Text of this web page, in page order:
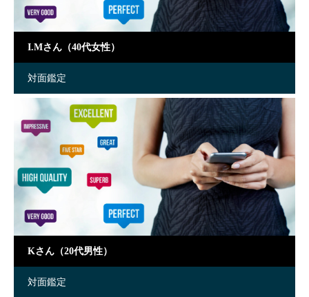
I.Mさん（40代女性）
対面鑑定
Kさん（20代男性）
対面鑑定